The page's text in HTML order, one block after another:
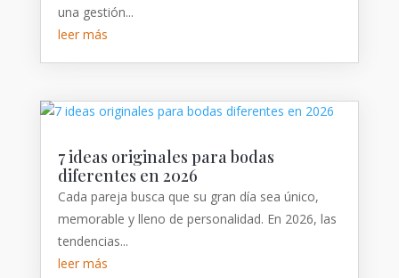
una gestión...
leer más
7 ideas originales para bodas
diferentes en 2026
Cada pareja busca que su gran día sea único,
memorable y lleno de personalidad. En 2026, las
tendencias...
leer más